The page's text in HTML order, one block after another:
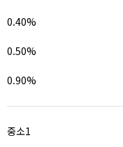
0.40%
0.50%
0.90%
중소1